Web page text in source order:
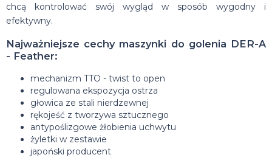
chcą kontrolować swój wygląd w sposób wygodny i
efektywny.
Najważniejsze cechy maszynki do golenia DER-A
- Feather:
mechanizm TTO - twist to open
regulowana ekspozycja ostrza
głowica ze stali nierdzewnej
rękojeść z tworzywa sztucznego
antypoślizgowe żłobienia uchwytu
żyletki w zestawie
japoński producent